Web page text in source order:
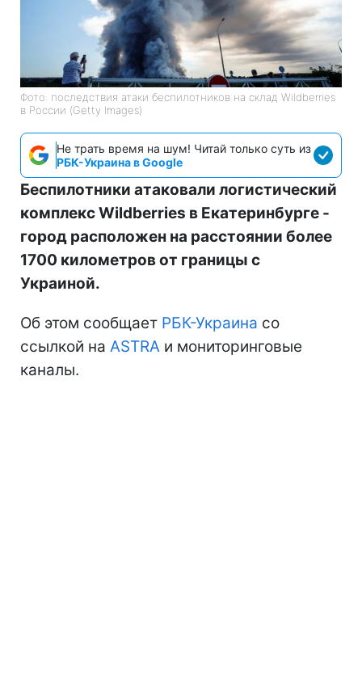
Фото: последствия атаки беспилотников на склад Wildberries
в России (Getty Images)
Не трать время на шум! Читай только суть из
РБК-Украина в Google
Беспилотники атаковали логистический
комплекс Wildberries в Екатеринбурге -
город расположен на расстоянии более
1700 километров от границы с
Украиной.
Об этом сообщает РБК-Украина со
ссылкой на ASTRA и мониторинговые
каналы.